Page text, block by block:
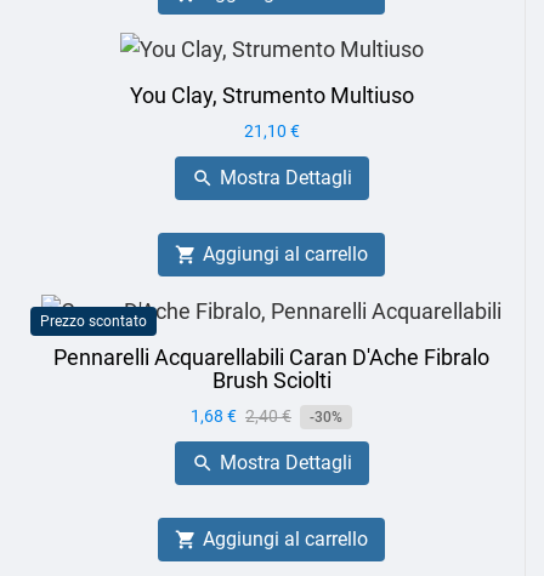
You Clay, Strumento Multiuso
Prezzo
21,10 €
 Mostra Dettagli
 Aggiungi al carrello
Prezzo scontato
Pennarelli Acquarellabili Caran D'Ache Fibralo
Brush Sciolti
Prezzo
1,68 € Prezzo
base
2,40 € -30%
 Mostra Dettagli
 Aggiungi al carrello